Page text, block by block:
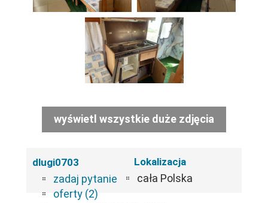
wyświetl wszystkie duże zdjęcia
dlugi0703
zadaj pytanie
oferty (2)
Lokalizacja
cała Polska